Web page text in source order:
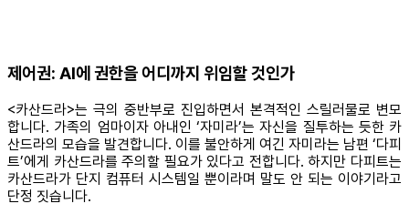
제어권: AI에 권한을 어디까지 위임할 것인가
<카산드라>는 극의 중반부로 진입하면서 본격적인 스릴러물로 변모
합니다. 가족의 엄마이자 아내인 ‘자미라’는 자신을 질투하는 듯한 카
산드라의 모습을 발견합니다. 이를 불안하게 여긴 자미라는 남편 ‘다피
트’에게 카산드라를 주의할 필요가 있다고 전합니다. 하지만 다피트는
카산드라가 단지 컴퓨터 시스템일 뿐이라며 말도 안 되는 이야기라고
단정 짓습니다.